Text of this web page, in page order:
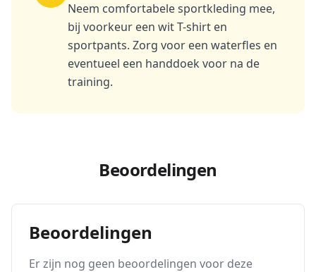
Neem comfortabele sportkleding mee,
bij voorkeur een wit T-shirt en
sportpants. Zorg voor een waterfles en
eventueel een handdoek voor na de
training.
Beoordelingen
Beoordelingen
Er zijn nog geen beoordelingen voor deze